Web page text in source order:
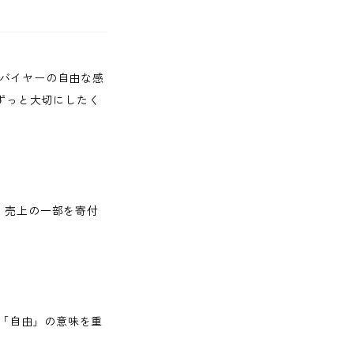
イヤーの自由な感
と大切にしたく
売上の一部を寄付
自由」の意味を重